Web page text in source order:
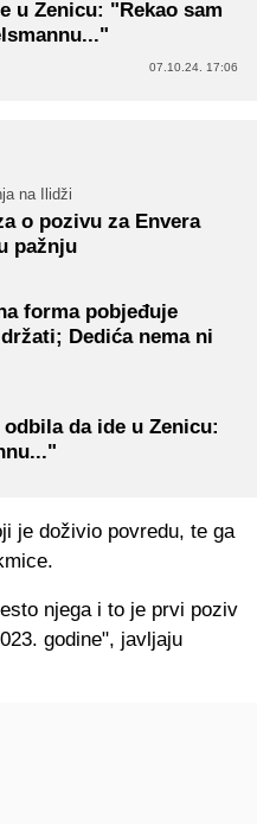
u Zenicu: "Rekao sam
07.10.24. 17:06
na Ilidži
o pozivu za Envera
pažnju
forma pobjeđuje
Dedića nema ni
da ide u Zenicu:
je doživio povredu, te ga
njega i to je prvi poziv
godine", javljaju